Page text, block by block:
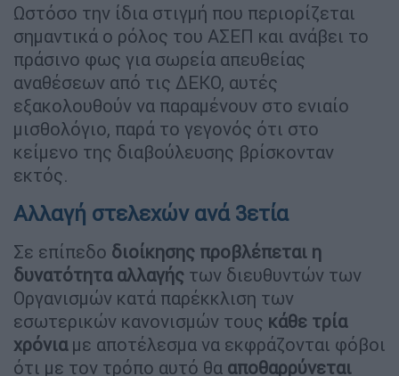
Ωστόσο την ίδια στιγμή που περιορίζεται
σημαντικά ο ρόλος του ΑΣΕΠ και ανάβει το
πράσινο φως για σωρεία απευθείας
αναθέσεων από τις ΔΕΚΟ, αυτές
εξακολουθούν να παραμένουν στο ενιαίο
μισθολόγιο, παρά το γεγονός ότι στο
κείμενο της διαβούλευσης βρίσκονταν
εκτός.
Αλλαγή στελεχών ανά 3ετία
Σε επίπεδο διοίκησης προβλέπεται η
δυνατότητα αλλαγής των διευθυντών των
Οργανισμών κατά παρέκκλιση των
εσωτερικών κανονισμών τους κάθε τρία
χρόνιαμε αποτέλεσμα να εκφράζονται φόβοι
ότι με τον τρόπο αυτό θα αποθαρρύνεται